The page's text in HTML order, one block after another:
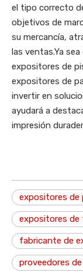
el tipo correcto
objetivos de
su mercancía,
las ventas.Ya
expositores de
expositores de
invertir en
ayudará a
impresión
expositores de
expositores de
fabricante de
proveedores